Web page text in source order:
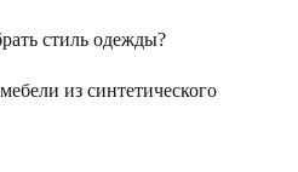
стиль одежды?
из синтетического